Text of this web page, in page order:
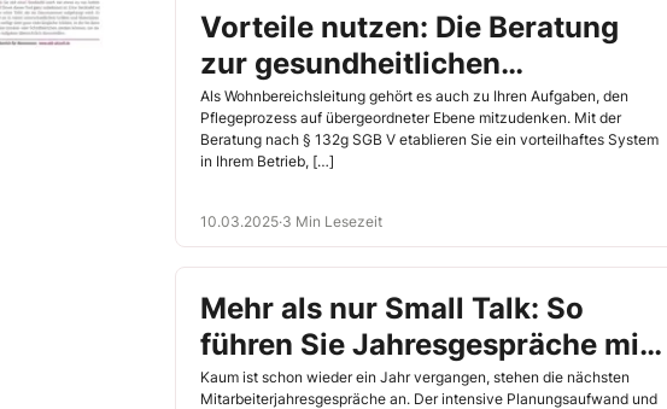
Vorteile nutzen: Die Beratung
zur gesundheitlichen
Versorgungsplanung
Als Wohnbereichsleitung gehört es auch zu Ihren Aufgaben, den
Pflegeprozess auf übergeordneter Ebene mitzudenken. Mit der
Beratung nach § 132g SGB V etablieren Sie ein vorteilhaftes System
in Ihrem Betrieb, […]
10.03.2025·3 Min Lesezeit
Mehr als nur Small Talk: So
führen Sie Jahresgespräche mit
Struktur und rotem Faden!
Kaum ist schon wieder ein Jahr vergangen, stehen die nächsten
Mitarbeiterjahresgespräche an. Der intensive Planungsaufwand und